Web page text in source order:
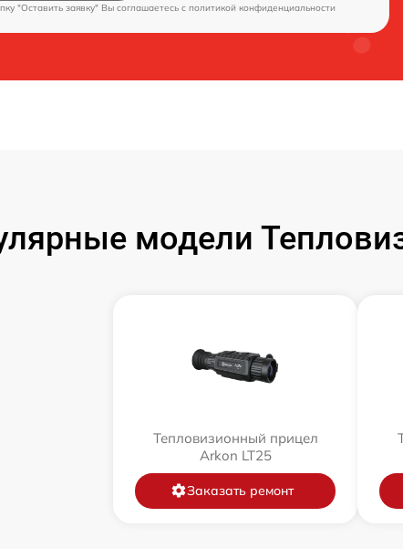
"Оставить заявку" Вы соглашаетесь c политикой конфиденциальности
модели
Тепловизионный прицел
Arkon LT25
Заказать ремонт